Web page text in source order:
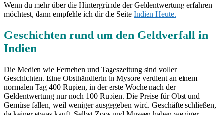
Wenn du mehr über die Hintergründe der Geldentwertung erfahren
möchtest, dann empfehle ich dir die Seite Indien Heute.
Geschichten rund um den Geldverfall in
Indien
Die Medien wie Fernehen und Tageszeitung sind voller
Geschichten. Eine Obsthändlerin in Mysore verdient an einem
normalen Tag 400 Rupien, in der erste Woche nach der
Geldentwertung nur noch 100 Rupien. Die Preise für Obst und
Gemüse fallen, weil weniger ausgegeben wird. Geschäfte schließen,